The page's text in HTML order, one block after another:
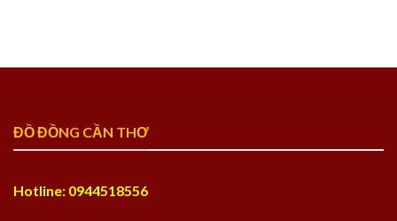
ĐỒ ĐỒNG CẦN THƠ
Hotline: 0944518556